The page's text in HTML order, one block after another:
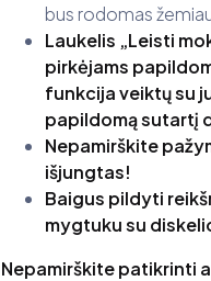
bus rodomas
Laukelis „Leisti
pirkėjams
funkcija veiktų su
papildomą sutartį
Nepamirškite
išjungtas!
Baigus pildyti
mygtuku su
Nepamirškite patikrinti